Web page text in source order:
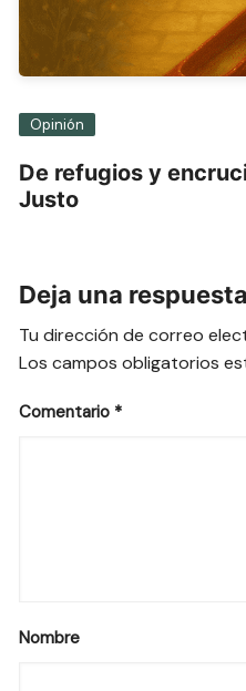
Opinión
De refugios y
Justo
Deja una respuesta
Tu dirección de correo
Los campos obligatorios
Comentario *
Nombre